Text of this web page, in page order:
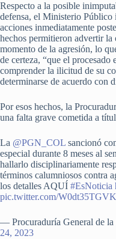
Respecto a la posible
defensa, el Ministerio Público
acciones inmediatamente
hechos permitieron advertir
momento de la agresión, lo
de certeza, “que el procesado
comprender la ilicitud de su
determinarse de acuerdo con
Por esos hechos, la
una falta grave cometida a
La @PGN_COL sancionó
especial durante 8 meses al
hallarlo disciplinariamente
términos calumniosos contra
los detalles AQUÍ #EsNoticia
pic.twitter.com/W0dt35TGVK
— Procuraduría General de
24, 2023